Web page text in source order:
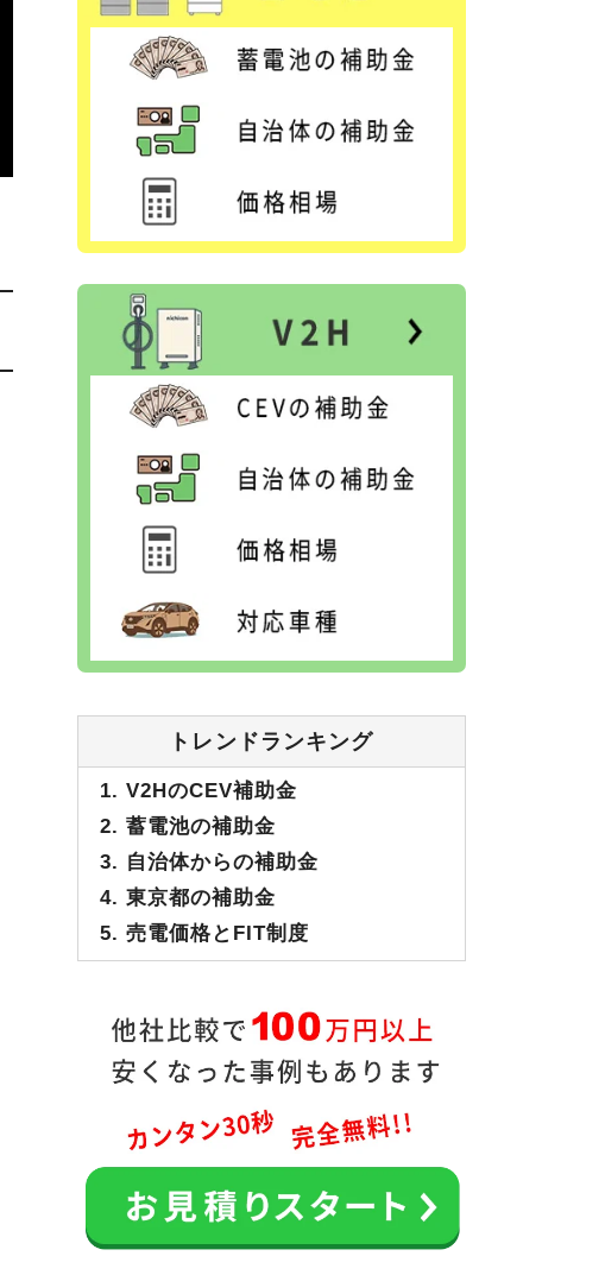
トレンドランキング
1. V2HのCEV補助金
2. 蓄電池の補助金
3. 自治体からの補助金
4. 東京都の補助金
5. 売電価格とFIT制度